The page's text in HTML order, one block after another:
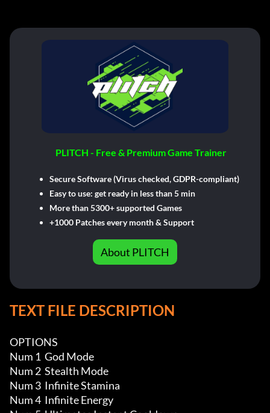
PLITCH - Free & Premium Game Trainer
Secure Software (Virus checked, GDPR-compliant)
Easy to use: get ready in less than 5 min
More than 5300+ supported Games
+1000 Patches every month & Support
About PLITCH
TEXT FILE DESCRIPTION
OPTIONS
Num 1  God Mode
Num 2  Stealth Mode
Num 3  Infinite Stamina
Num 4  Infinite Energy